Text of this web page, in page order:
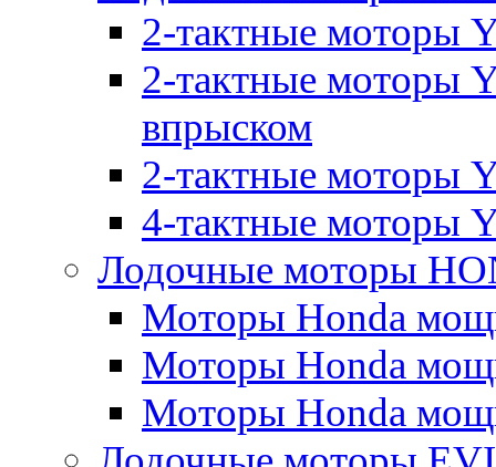
2-тактные моторы
2-тактные моторы
впрыском
2-тактные моторы
4-тактные моторы
Лодочные моторы
Моторы Honda
Моторы Honda
Моторы Honda